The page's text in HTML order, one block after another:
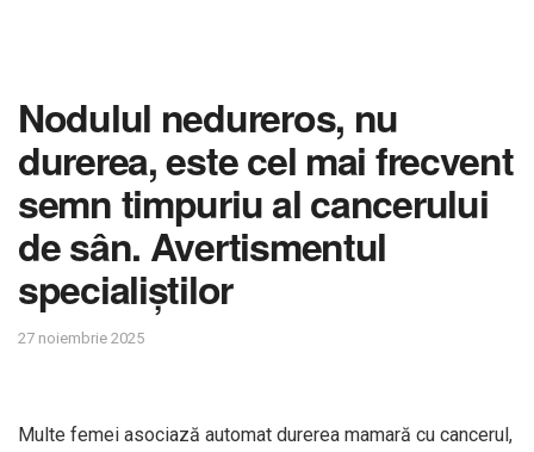
Nodulul nedureros, nu
durerea, este cel mai frecvent
semn timpuriu al cancerului
de sân. Avertismentul
specialiștilor
27 noiembrie 2025
Multe femei asociază automat durerea mamară cu cancerul,